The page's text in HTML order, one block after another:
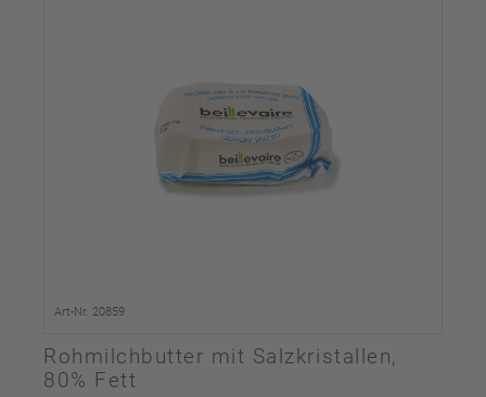
Art-Nr. 20859
Rohmilchbutter mit Salzkristallen,
80% Fett